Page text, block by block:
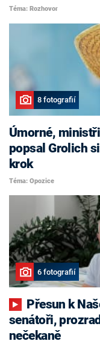
Téma: Rozhovor
8 fotografií
Úmorné,
popsal Grolich
krok
Téma: Opozice
6 fotografií
senátoři,
nečekaně